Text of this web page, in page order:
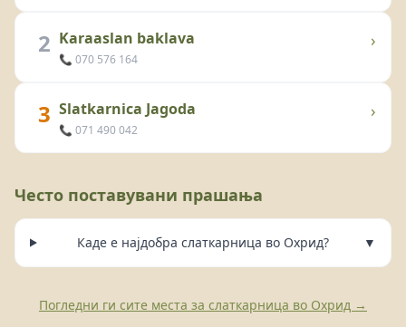
2 Karaaslan baklava
📞 070 576 164
›
3 Slatkarnica Jagoda
📞 071 490 042
›
Често поставувани прашања
Каде е најдобра слаткарница во Охрид? ▼
Погледни ги сите места за слаткарница во Охрид →